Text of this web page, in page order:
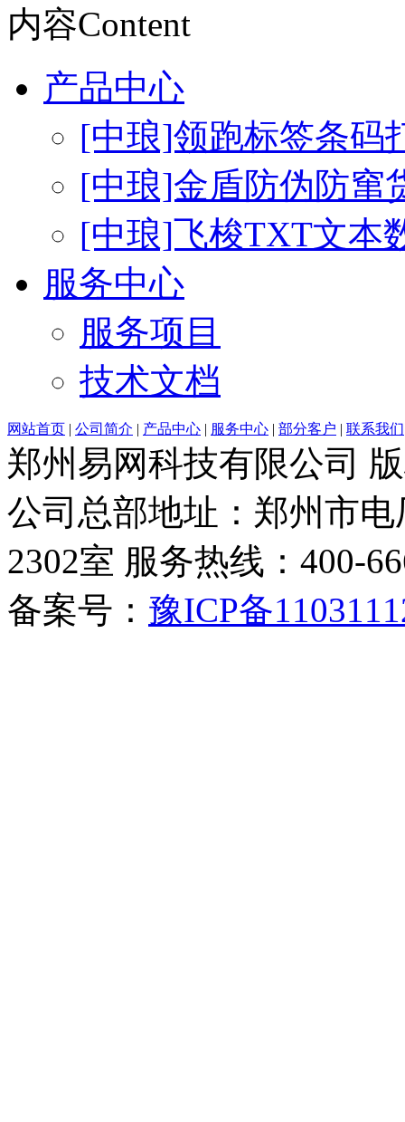
内容Content
产品中心
[中琅]领跑标签条码
[中琅]金盾防伪防窜
[中琅]飞梭TXT文本
服务中心
服务项目
技术文档
网站首页 | 公司简介 | 产品中心 | 服务中心 | 部分客户 | 联系我们
郑州易网科技有限公司
公司总部地址：郑州市
2302室 服务热线：400-
备案号： 豫ICP备